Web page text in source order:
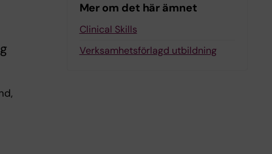
Mer om det här ämnet
Clinical Skills
Verksamhetsförlagd utbildning